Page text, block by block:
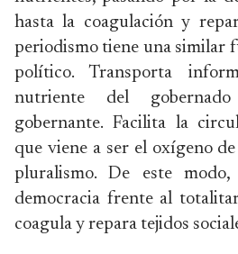
hasta la coagulación y
periodismo tiene una similar
político. Transporta
nutriente del
gobernante. Facilita la
que viene a ser el oxígeno
pluralismo. De este
democracia frente al
coagula y repara tejidos